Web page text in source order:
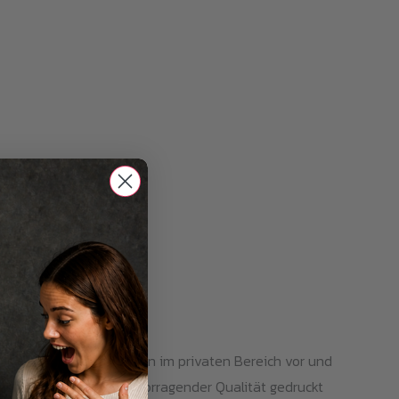
kommen eher selten im privaten Bereich vor und
die in hervorragender Qualität gedruckt